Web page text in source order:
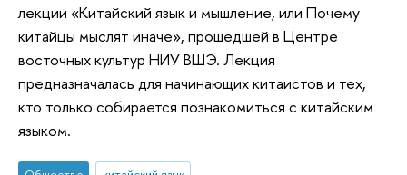
лекции «Китайский язык и мышление, или Почему
китайцы мыслят иначе», прошедшей в Центре
восточных культур НИУ ВШЭ. Лекция
предназначалась для начинающих китаистов и тех,
кто только собирается познакомиться с китайским
языком.